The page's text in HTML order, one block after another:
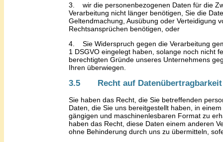
3. wir die personenbezogenen Daten für die
Verarbeitung nicht länger benötigen, Sie die
Geltendmachung, Ausübung oder Verteidigung
Rechtsansprüchen benötigen, oder
4. Sie Widerspruch gegen die Verarbeitung
1 DSGVO eingelegt haben, solange noch nicht
berechtigten Gründe unseres Unternehmens
Ihren überwiegen.
3.5 Recht auf Datenübertragbarkeit
Sie haben das Recht, die Sie betreffenden
Daten, die Sie uns bereitgestellt haben, in
gängigen und maschinenlesbaren Format zu
haben das Recht, diese Daten einem anderen
ohne Behinderung durch uns zu übermitteln,